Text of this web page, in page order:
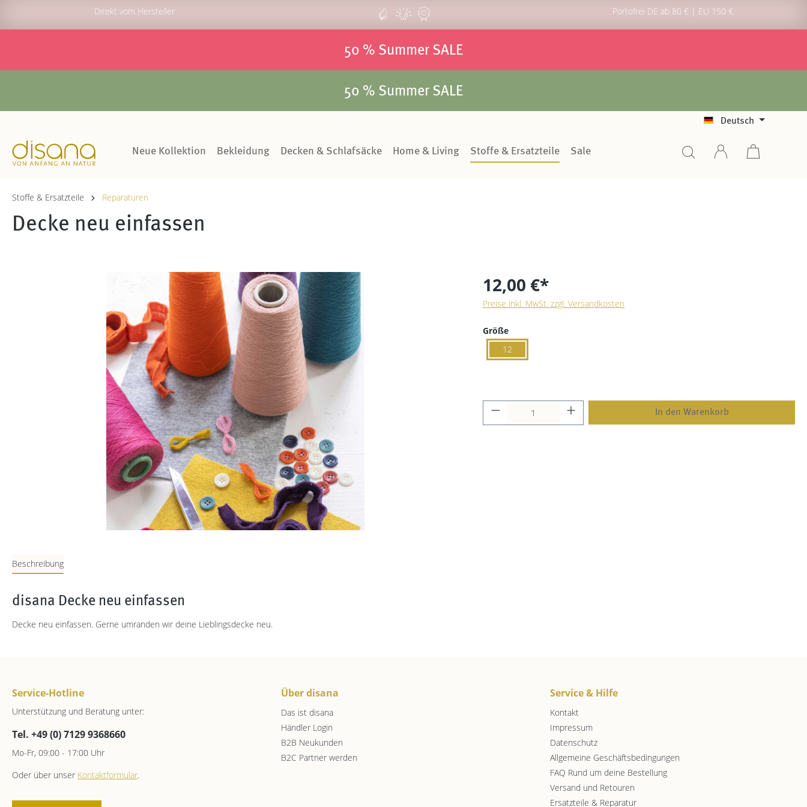
Direkt vom Hersteller Portofrei DE ab 80 € | EU 150 €
50 % Summer SALE
50 % Summer SALE
Deutsch
Neue Kollektion Bekleidung Decken & Schlafsäcke Home & Living Stoffe & Ersatzteile Sale
Stoffe & Ersatzteile Reparaturen
Decke neu einfassen
12,00 €*
Preise inkl. MwSt. zzgl. Versandkosten
Größe
12
In den Warenkorb
Beschreibung
disana Decke neu einfassen
Decke neu einfassen. Gerne umranden wir deine Lieblingsdecke neu.
Service-Hotline
Unterstützung und Beratung unter:
Tel. +49 (0) 7129 9368660
Mo-Fr, 09:00 - 17:00 Uhr
Oder über unser Kontaktformular.
Über disana
Das ist disana
Händler Login
B2B Neukunden
B2C Partner werden
Service & Hilfe
Kontakt
Impressum
Datenschutz
Allgemeine Geschäftsbedingungen
FAQ Rund um deine Bestellung
Versand und Retouren
Ersatzteile & Reparatur